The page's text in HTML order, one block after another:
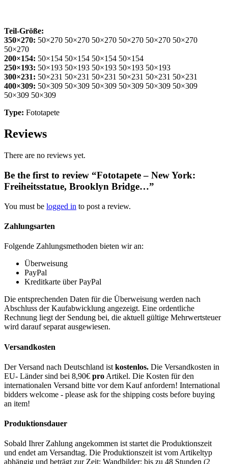
Teil-Größe:
350×270: 50×270 50×270 50×270 50×270 50×270 50×270
50×270
200×154: 50×154 50×154 50×154 50×154
250×193: 50×193 50×193 50×193 50×193 50×193
300×231: 50×231 50×231 50×231 50×231 50×231 50×231
400×309: 50×309 50×309 50×309 50×309 50×309 50×309
50×309 50×309
Type: Fototapete
Reviews
There are no reviews yet.
Be the first to review “Fototapete – New York:
Freiheitsstatue, Brooklyn Bridge…”
You must be logged in to post a review.
Zahlungsarten
Folgende Zahlungsmethoden bieten wir an:
Überweisung
PayPal
Kreditkarte über PayPal
Die entsprechenden Daten für die Überweisung werden nach
Abschluss der Kaufabwicklung angezeigt. Eine ordentliche
Rechnung liegt der Sendung bei, die aktuell gültige Mehrwertsteuer
wird darauf separat ausgewiesen.
Versandkosten
Der Versand nach Deutschland ist kostenlos. Die Versandkosten in
EU- Länder sind bei 8,90€ pro Artikel. Die Kosten für den
internationalen Versand bitte vor dem Kauf anfordern! International
bidders welcome - please ask for the shipping costs before buying
an item!
Produktionsdauer
Sobald Ihrer Zahlung angekommen ist startet die Produktionszeit
und endet am Versandtag. Die Produktionszeit ist vom Artikeltyp
abhängig und beträgt zur Zeit: Wandbilder: bis zu 48 Stunden (2